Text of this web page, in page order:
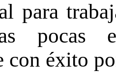
para
pocas
con éxito